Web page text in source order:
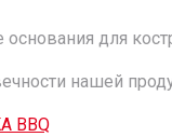
для
нашей
BBQ